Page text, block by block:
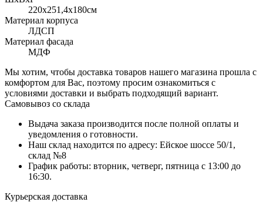
220x251,4х180см
Материал корпуса
ЛДСП
Материал фасада
МДФ
Мы хотим, чтобы доставка товаров нашего магазина прошла с
комфортом для Вас, поэтому просим ознакомиться с
условиями доставки и выбрать подходящий вариант.
Самовывоз со склада
Выдача заказа производится после полной оплаты и
уведомления о готовности.
Наш склад находится по адресу: Ейское шоссе 50/1,
склад №8
График работы: вторник, четверг, пятница с 13:00 до
16:30.
Курьерская доставка